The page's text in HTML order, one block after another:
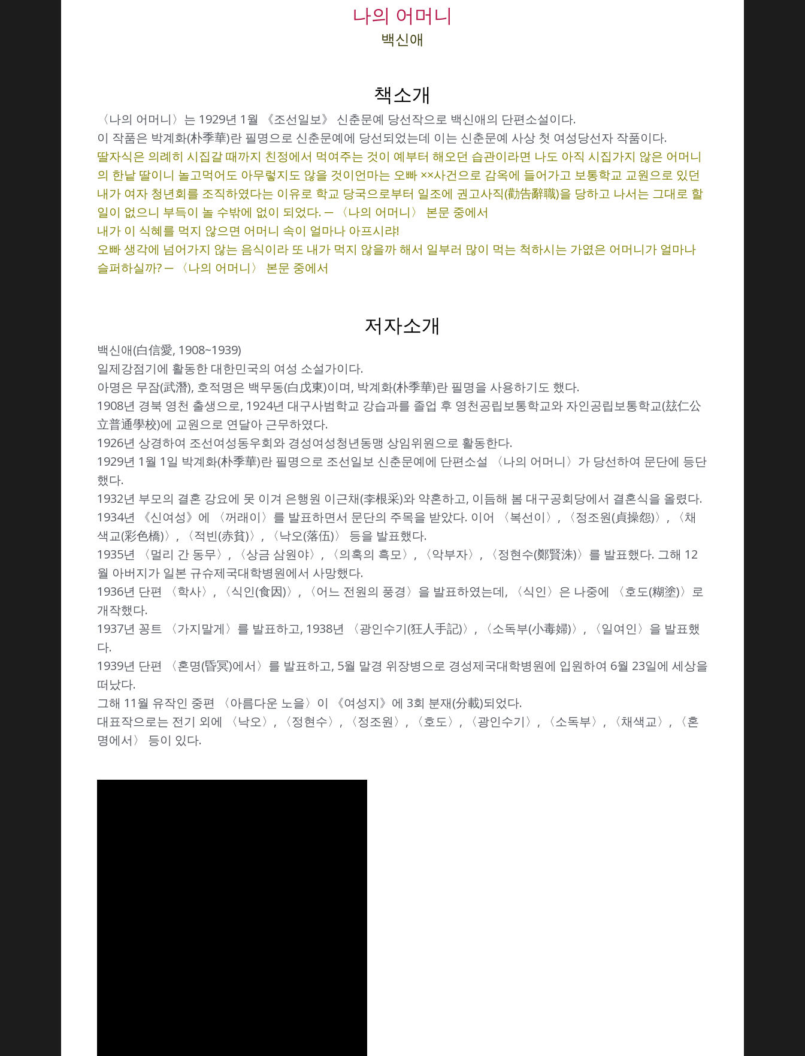
나의 어머니
백신애
책소개
〈나의 어머니〉는 1929년 1월 《조선일보》 신춘문예 당선작으로 백신애의 단편소설이다.
이 작품은 박계화(朴季華)란 필명으로 신춘문예에 당선되었는데 이는 신춘문예 사상 첫 여성당선자 작품이다.
딸자식은 의례히 시집갈 때까지 친정에서 먹여주는 것이 예부터 해오던 습관이라면 나도 아직 시집가지 않은 어머니
의 한낱 딸이니 놀고먹어도 아무렇지도 않을 것이언마는 오빠 ××사건으로 감옥에 들어가고 보통학교 교원으로 있던
내가 여자 청년회를 조직하였다는 이유로 학교 당국으로부터 일조에 권고사직(勸告辭職)을 당하고 나서는 그대로 할
일이 없으니 부득이 놀 수밖에 없이 되었다. ─ 〈나의 어머니〉 본문 중에서
내가 이 식혜를 먹지 않으면 어머니 속이 얼마나 아프시랴!
오빠 생각에 넘어가지 않는 음식이라 또 내가 먹지 않을까 해서 일부러 많이 먹는 척하시는 가엾은 어머니가 얼마나
슬퍼하실까? ─ 〈나의 어머니〉 본문 중에서
저자소개
백신애(白信愛, 1908~1939)
일제강점기에 활동한 대한민국의 여성 소설가이다.
아명은 무잠(武潛), 호적명은 백무동(白戊東)이며, 박계화(朴季華)란 필명을 사용하기도 했다.
1908년 경북 영천 출생으로, 1924년 대구사범학교 강습과를 졸업 후 영천공립보통학교와 자인공립보통학교(玆仁公
立普通學校)에 교원으로 연달아 근무하였다.
1926년 상경하여 조선여성동우회와 경성여성청년동맹 상임위원으로 활동한다.
1929년 1월 1일 박계화(朴季華)란 필명으로 조선일보 신춘문예에 단편소설 〈나의 어머니〉가 당선하여 문단에 등단
했다.
1932년 부모의 결혼 강요에 못 이겨 은행원 이근채(李根采)와 약혼하고, 이듬해 봄 대구공회당에서 결혼식을 올렸다.
1934년 《신여성》에 〈꺼래이〉를 발표하면서 문단의 주목을 받았다. 이어 〈복선이〉, 〈정조원(貞操怨)〉, 〈채
색교(彩色橋)〉, 〈적빈(赤貧)〉, 〈낙오(落伍)〉 등을 발표했다.
1935년 〈멀리 간 동무〉, 〈상금 삼원야〉, 〈의혹의 흑모〉, 〈악부자〉, 〈정현수(鄭賢洙)〉를 발표했다. 그해 12
월 아버지가 일본 규슈제국대학병원에서 사망했다.
1936년 단편 〈학사〉, 〈식인(食因)〉, 〈어느 전원의 풍경〉을 발표하였는데, 〈식인〉은 나중에 〈호도(糊塗)〉로
개작했다.
1937년 꽁트 〈가지말게〉를 발표하고, 1938년 〈광인수기(狂人手記)〉, 〈소독부(小毒婦)〉, 〈일여인〉을 발표했
다.
1939년 단편 〈혼명(昏冥)에서〉를 발표하고, 5월 말경 위장병으로 경성제국대학병원에 입원하여 6월 23일에 세상을
떠났다.
그해 11월 유작인 중편 〈아름다운 노을〉이 《여성지》에 3회 분재(分載)되었다.
대표작으로는 전기 외에 〈낙오〉, 〈정현수〉, 〈정조원〉, 〈호도〉, 〈광인수기〉, 〈소독부〉, 〈채색교〉, 〈혼
명에서〉 등이 있다.